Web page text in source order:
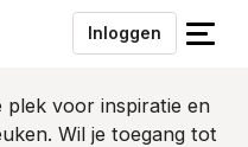
Inloggen
S
u
i
plek voor inspiratie en
Wil je toegang tot